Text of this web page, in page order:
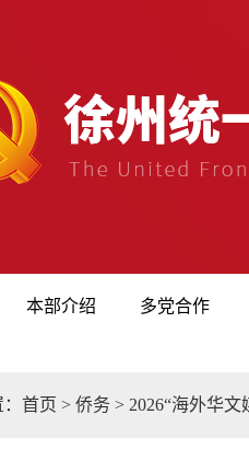
本部介绍 多党合作
首页 > 侨务 > 2026“海外华